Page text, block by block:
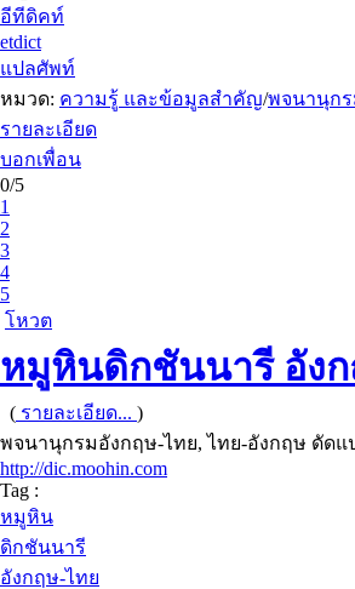
อีทีดิคท์
etdict
แปลศัพท์
หมวด: ความรู้ และข้อมูลสำคัญ/พจนานุก
รายละเอียด
บอกเพื่อน
0/5
1
2
3
4
5
โหวต
หมูหินดิกชันนารี อัง
( รายละเอียด... )
พจนานุกรมอังกฤษ-ไทย, ไทย-อังกฤษ ดัด
http://dic.moohin.com
Tag :
หมูหิน
ดิกชันนารี
อังกฤษ-ไทย